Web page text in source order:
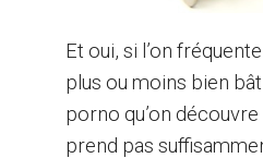
Et oui, si l’on
plus ou moins bien
porno qu’on
prend pas